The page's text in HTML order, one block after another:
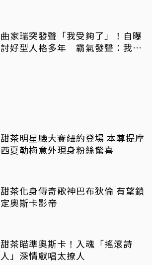
曲家瑞突發聲「我受夠了」！自曝
討好型人格多年 霸氣發聲：我也
甜茶明星臉大賽紐約登場 本尊提摩
西夏勒梅意外現身粉絲驚喜
甜茶化身傳奇歌神巴布狄倫 有望鎖
定奧斯卡影帝
甜茶瞄準奧斯卡！入魂「搖滾詩
人」深情獻唱太撩人